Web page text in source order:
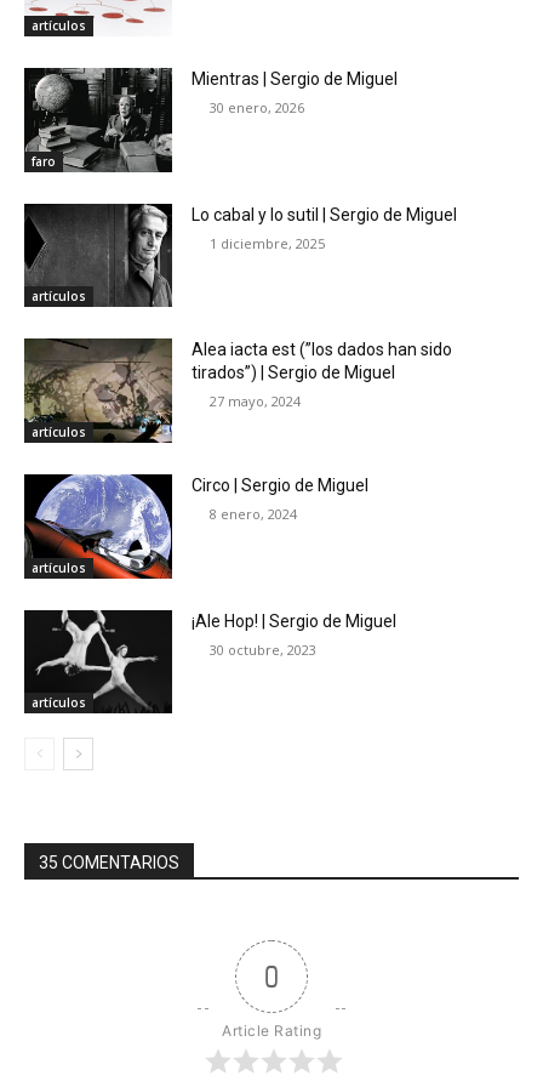
artículos
faro
Mientras | Sergio de Miguel
30 enero, 2026
artículos
Lo cabal y lo sutil | Sergio de Miguel
1 diciembre, 2025
artículos
Alea iacta est (”los dados han sido
tirados”) | Sergio de Miguel
27 mayo, 2024
artículos
Circo | Sergio de Miguel
8 enero, 2024
artículos
¡Ale Hop! | Sergio de Miguel
30 octubre, 2023
35 COMENTARIOS
0
Article Rating